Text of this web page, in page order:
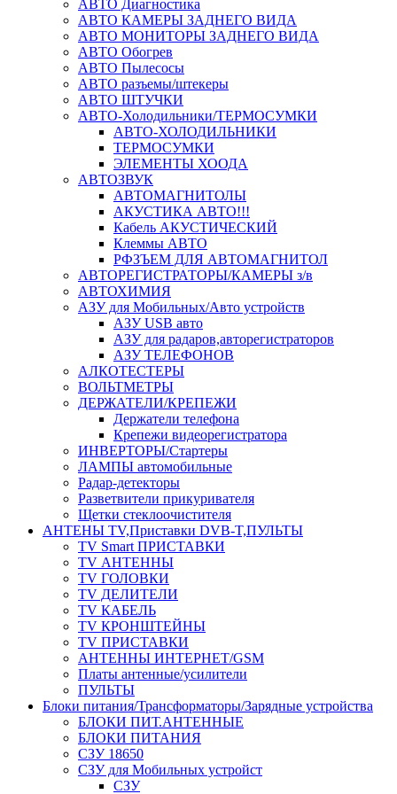
АВТО Диагностика
АВТО КАМЕРЫ ЗАДНЕГО ВИДА
АВТО МОНИТОРЫ ЗАДНЕГО ВИДА
АВТО Обогрев
АВТО Пылесосы
АВТО разъемы/штекеры
АВТО ШТУЧКИ
АВТО-Холодильники/ТЕРМОСУМКИ
АВТО-ХОЛОДИЛЬНИКИ
ТЕРМОСУМКИ
ЭЛЕМЕНТЫ ХООДА
АВТОЗВУК
АВТОМАГНИТОЛЫ
АКУСТИКА АВТО!!!
Кабель АКУСТИЧЕСКИЙ
Клеммы АВТО
РФЗЪЕМ ДЛЯ АВТОМАГНИТОЛ
АВТОРЕГИСТРАТОРЫ/КАМЕРЫ з/в
АВТОХИМИЯ
АЗУ для Мобильных/Авто устройств
АЗУ USB авто
АЗУ для радаров,авторегистраторов
АЗУ ТЕЛЕФОНОВ
АЛКОТЕСТЕРЫ
ВОЛЬТМЕТРЫ
ДЕРЖАТЕЛИ/КРЕПЕЖИ
Держатели телефона
Крепежи видеорегистратора
ИНВЕРТОРЫ/Стартеры
ЛАМПЫ автомобильные
Радар-детекторы
Разветвители прикуривателя
Щетки стеклоочистителя
АНТЕНЫ ТV,Приставки DVB-T,ПУЛЬТЫ
TV Smart ПРИСТАВКИ
TV АНТЕННЫ
TV ГОЛОВКИ
TV ДЕЛИТЕЛИ
TV КАБЕЛЬ
TV КРОНШТЕЙНЫ
TV ПРИСТАВКИ
АНТЕННЫ ИНТЕРНЕТ/GSM
Платы антенные/усилители
ПУЛЬТЫ
Блоки питания/Трансформаторы/Зарядные устройства
БЛОКИ ПИТ.АНТЕННЫЕ
БЛОКИ ПИТАНИЯ
СЗУ 18650
СЗУ для Мобильных устройст
СЗУ